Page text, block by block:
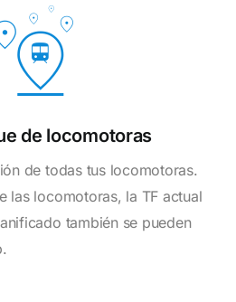
de locomotoras
de todas tus locomotoras.
las locomotoras, la TF actual
también se pueden